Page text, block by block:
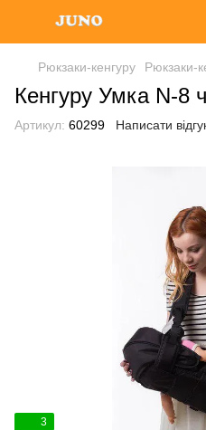
Рюкзаки-кенгуру Рюкзаки-
Кенгуру Умка N-8
Артикул: 60299 Написати
3